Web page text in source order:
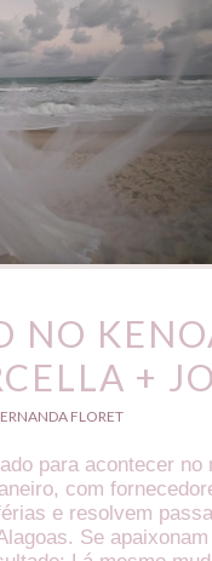
NO
+
FLORET
para acontecer no
com
e resolvem
Se apaixonam